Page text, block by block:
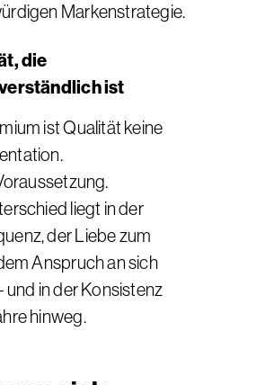
Markenstrategie.
die
ist
ist Qualität keine
liegt in der
der Liebe zum
Anspruch an sich
und in der Konsistenz
hinweg.